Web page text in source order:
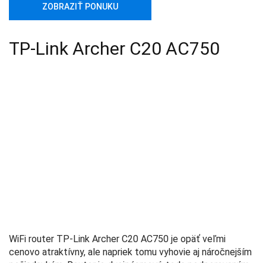
ZOBRAZIŤ PONUKU
TP-Link Archer C20 AC750
WiFi router TP-Link Archer C20 AC750 je opäť veľmi
cenovo atraktívny, ale napriek tomu vyhovie aj náročnejším